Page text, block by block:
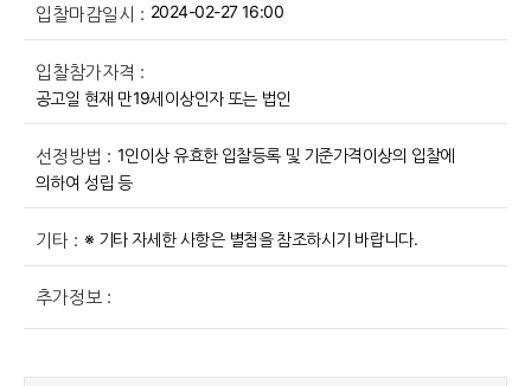
입찰마감일시 : 2024-02-27 16:00
입찰참가자격 :
공고일 현재 만19세이상인자 또는 법인
선정방법 : 1인이상 유효한 입찰등록 및 기준가격이상의 입찰에
의하여 성립 등
기타 : ※ 기타 자세한 사항은 별첨을 참조하시기 바랍니다.
추가정보 :